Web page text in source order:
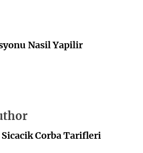
Nasil Yapilir
Corba Tarifleri